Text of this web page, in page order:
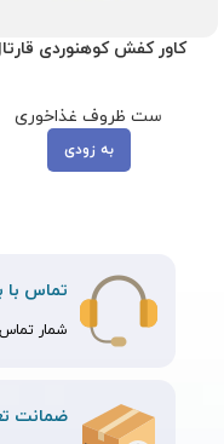
کاور کفش کوهنوردی
ست ظروف غذاخوری
به زودی
تماس
شمار
ضمانت